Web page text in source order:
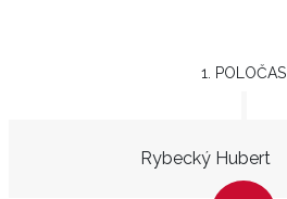
1. POLOČAS
Rybecký Hubert